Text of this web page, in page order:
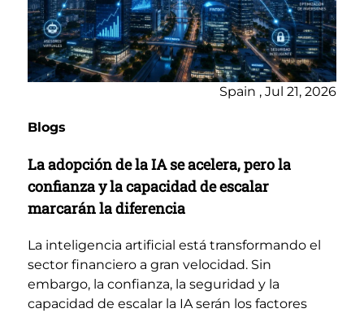
Spain , Jul 21, 2026
Blogs
La adopción de la IA se acelera, pero la
confianza y la capacidad de escalar
marcarán la diferencia
La inteligencia artificial está transformando el
sector financiero a gran velocidad. Sin
embargo, la confianza, la seguridad y la
capacidad de escalar la IA serán los factores